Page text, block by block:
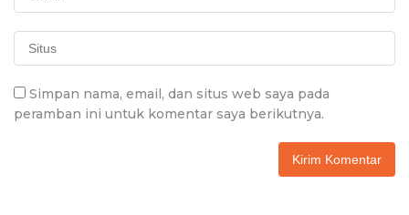
Simpan nama, email, dan situs web saya pada
peramban ini untuk komentar saya berikutnya.